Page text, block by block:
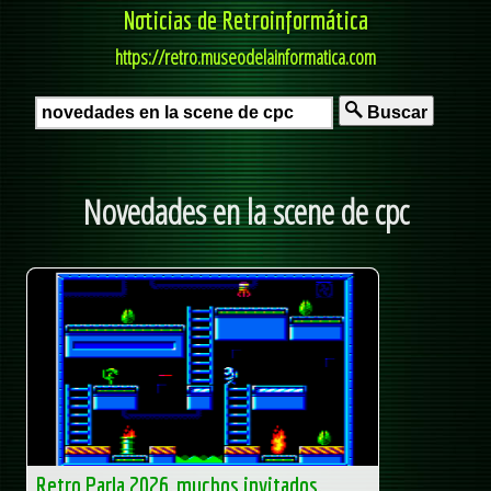
Noticias de Retroinformática
https://retro.museodelainformatica.com
Buscar
Novedades en la scene de cpc
Retro Parla 2026, muchos invitados,